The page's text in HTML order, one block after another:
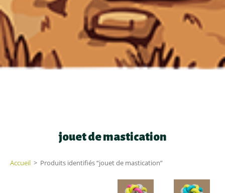
jouet de mastication
Accueil > Produits identifiés “jouet de mastication”